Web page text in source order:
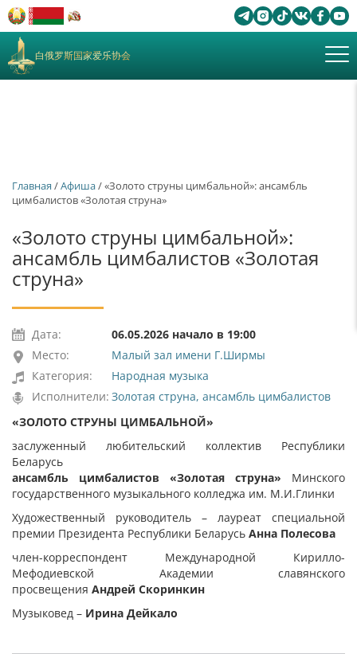
白俄罗斯国家爱乐协会
Главная /Афиша/ «Золото струны цимбальной»: ансамбль
цимбалистов «Золотая струна»
«Золото струны цимбальной»:
ансамбль цимбалистов «Золотая
струна»
Дата:
06.05.2026 начало в 19:00
Место:
Малый зал имени Г.Ширмы
Категория:
Народная музыка
Исполнители: Золотая струна, ансамбль цимбалистов
«ЗОЛОТО СТРУНЫ ЦИМБАЛЬНОЙ»
заслуженный любительский коллектив Республики
Беларусь
ансамбль цимбалистов «Золотая струна»
Минского
государственного музыкального колледжа им. М.И.Глинки
Художественный руководитель – лауреат специальной
премии Президента Республики Беларусь Анна Полесова
член-корреспондент Международной Кирилло-
Мефодиевской Академии славянского
просвещения Андрей Скоринкин
Музыковед – Ирина Дейкало